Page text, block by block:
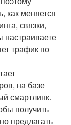
как меняется
связки,
настраиваете
трафик по
на базе
смартлинк.
получить
предлагать